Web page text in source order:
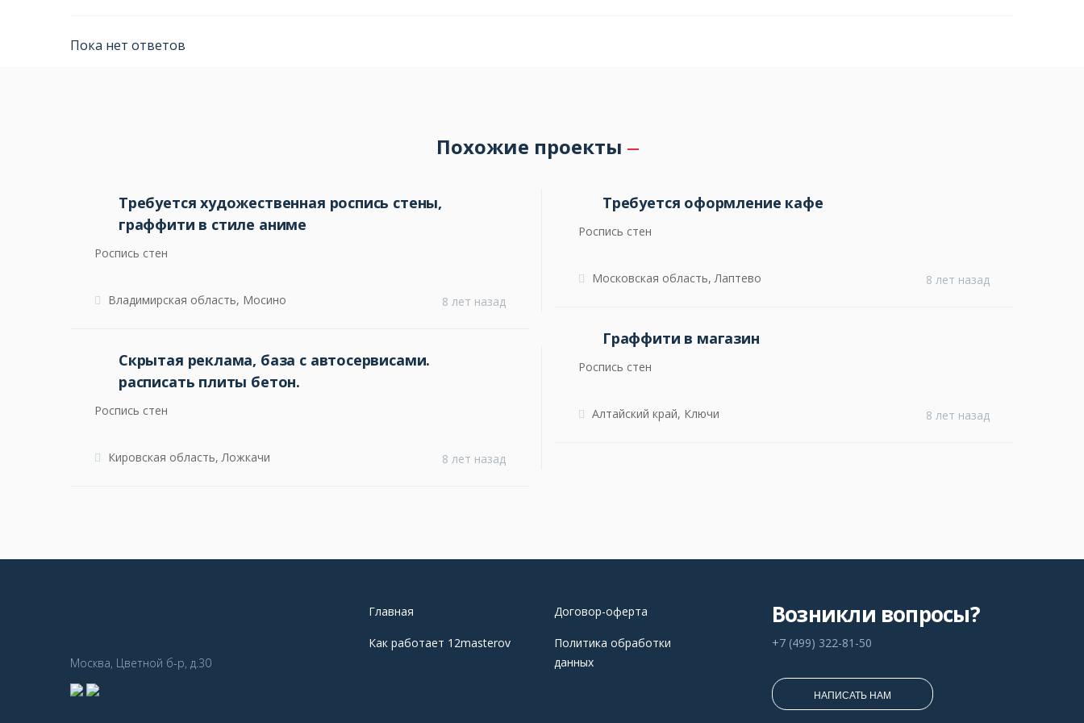
Пока нет ответов
Похожие проекты
Требуется художественная роспись стены,
граффити в стиле аниме
Роспись стен
8 лет назад
Владимирская область, Мосино
Скрытая реклама, база с автосервисами.
расписать плиты бетон.
Роспись стен
8 лет назад
Кировская область, Ложкачи
Требуется оформление кафе
Роспись стен
8 лет назад
Московская область, Лаптево
Граффити в магазин
Роспись стен
8 лет назад
Алтайский край, Ключи
Москва, Цветной б-р, д.30
Главная Договор-оферта
Как работает 12masterov
Политика обработки
данных
Возникли вопросы?
+7 (499) 322-81-50
НАПИСАТЬ НАМ